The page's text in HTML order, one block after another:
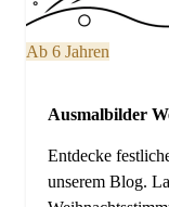
Ab 6 Jahren
Ausmalbilder
Entdecke
unserem Blog.